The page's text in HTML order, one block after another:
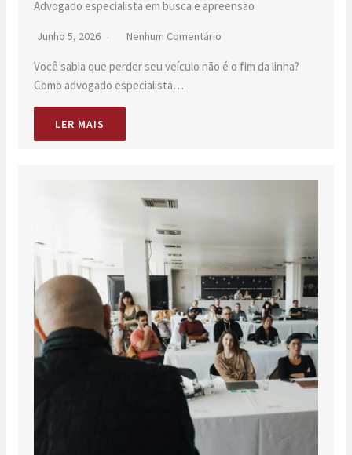
Advogado especialista em busca e apreensão
Junho 5, 2026 Nenhum Comentário
Você sabia que perder seu veículo não é o fim da linha?
Como advogado especialista…
LER MAIS